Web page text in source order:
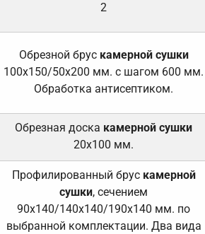
2
Обрезной брус камерной сушки
100х150/50х200 мм. с шагом 600 мм.
Обработка антисептиком.
Обрезная доска камерной сушки
20х100 мм.
Профилированный брус камерной
сушки, сечением
90х140/140х140/190х140 мм. по
выбранной комплектации. Два вида